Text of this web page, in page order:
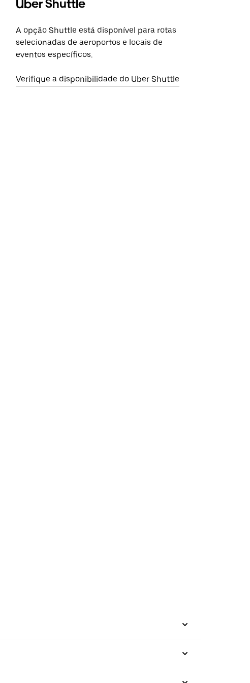
Uber Shuttle
A opção Shuttle está disponível para rotas
selecionadas de aeroportos e locais de
eventos específicos.
Verifique a disponibilidade do Uber Shuttle